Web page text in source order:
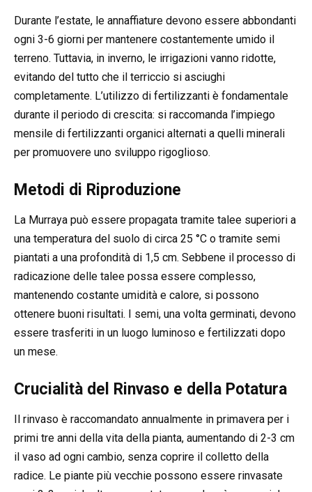
Durante l’estate, le annaffiature devono essere abbondanti
ogni 3-6 giorni per mantenere costantemente umido il
terreno. Tuttavia, in inverno, le irrigazioni vanno ridotte,
evitando del tutto che il terriccio si asciughi
completamente. L’utilizzo di fertilizzanti è fondamentale
durante il periodo di crescita: si raccomanda l’impiego
mensile di fertilizzanti organici alternati a quelli minerali
per promuovere uno sviluppo rigoglioso.
Metodi di Riproduzione
La Murraya può essere propagata tramite talee superiori a
una temperatura del suolo di circa 25 °C o tramite semi
piantati a una profondità di 1,5 cm. Sebbene il processo di
radicazione delle talee possa essere complesso,
mantenendo costante umidità e calore, si possono
ottenere buoni risultati. I semi, una volta germinati, devono
essere trasferiti in un luogo luminoso e fertilizzati dopo
un mese.
Crucialità del Rinvaso e della Potatura
Il rinvaso è raccomandato annualmente in primavera per i
primi tre anni della vita della pianta, aumentando di 2-3 cm
il vaso ad ogni cambio, senza coprire il colletto della
radice. Le piante più vecchie possono essere rinvasate